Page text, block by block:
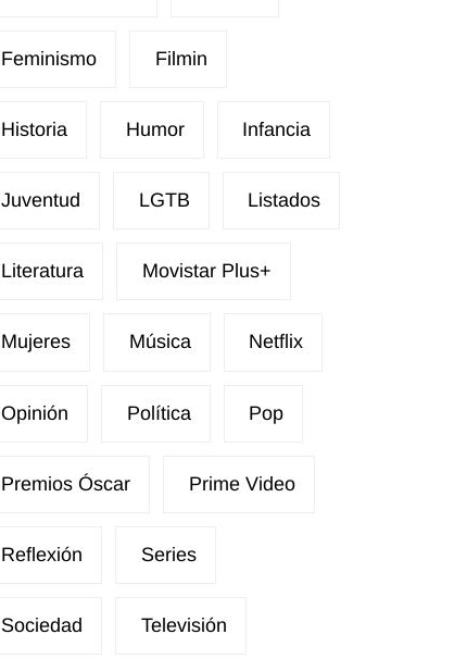
Feminismo Filmin
Historia Humor Infancia
Juventud LGTB Listados
Literatura Movistar Plus+
Mujeres Música Netflix
Opinión Política Pop
Premios Óscar Prime Video
Reflexión Series
Sociedad Televisión